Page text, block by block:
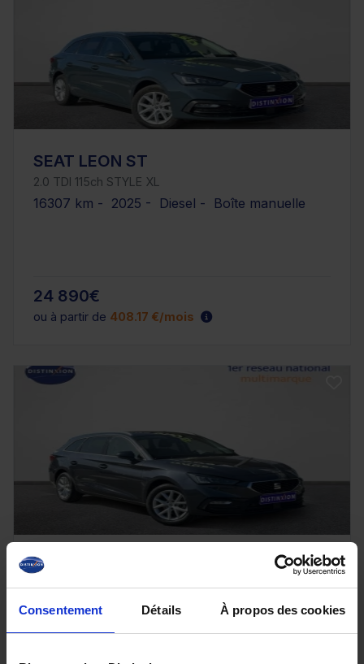
Consentement Détails À propos des cookies
SEAT LEON ST
2.0 TDI 115ch STYLE XL
16307 km - 2025 - Diesel - Boîte manuelle
24 890€
ou à partir de 408.17 €/mois
SEAT LEON ST
2.0 TDI 115ch STYLE XL
17260 km - 2025 - Diesel - Boîte manuelle